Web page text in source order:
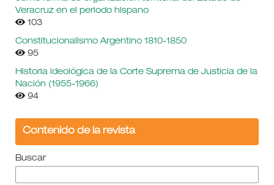
Veracruz en el periodo hispano
103
Constitucionalismo Argentino 1810-1850
95
Historia ideológica de la Corte Suprema de Justicia de la
Nación (1955-1966)
94
Contenido de la revista
Buscar